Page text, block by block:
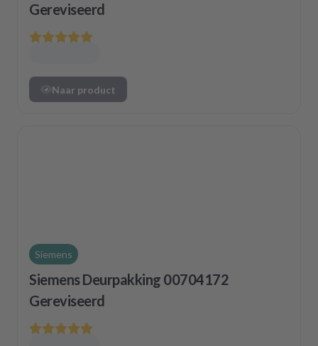
Gereviseerd
Naar product
Siemens
Siemens Deurpakking 00704172
Gereviseerd